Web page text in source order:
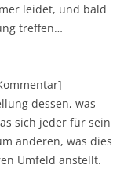
leidet, und bald
treffen…
dessen, was
sich jeder für sein
anderen, was dies
Umfeld anstellt.